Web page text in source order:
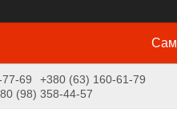
69
+380 (63) 160-61-79
(98) 358-44-57